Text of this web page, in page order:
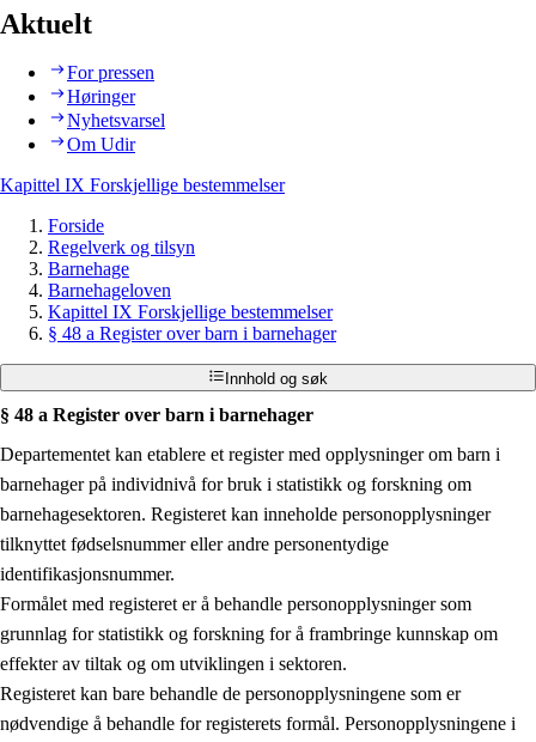
Aktuelt
For pressen
Høringer
Nyhetsvarsel
Om Udir
Kapittel IX Forskjellige bestemmelser
Forside
Regelverk og tilsyn
Barnehage
Barnehageloven
Kapittel IX Forskjellige bestemmelser
§ 48 a Register over barn i barnehager
Innhold og søk
§ 48 a Register over barn i barnehager
Departementet kan etablere et register med opplysninger om barn i
barnehager på individnivå for bruk i statistikk og forskning om
barnehagesektoren. Registeret kan inneholde personopplysninger
tilknyttet fødselsnummer eller andre personentydige
identifikasjonsnummer.
Formålet med registeret er å behandle personopplysninger som
grunnlag for statistikk og forskning for å frambringe kunnskap om
effekter av tiltak og om utviklingen i sektoren.
Registeret kan bare behandle de personopplysningene som er
nødvendige å behandle for registerets formål. Personopplysningene i